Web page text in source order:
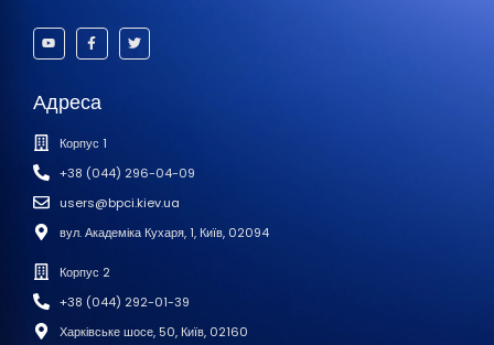
Адреса
Корпус 1
+38 (044) 296-04-09
users@bpci.kiev.ua
вул. Академіка Кухаря, 1, Київ, 02094
Корпус 2
+38 (044) 292-01-39
Харківське шосе, 50, Київ, 02160